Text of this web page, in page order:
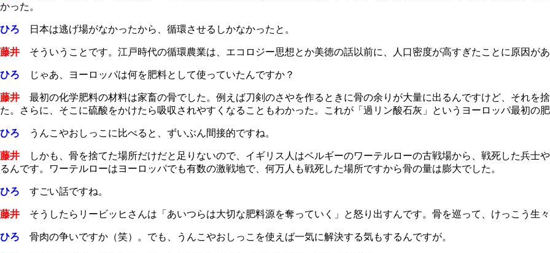
かった。
ひろ 日本は逃げ場がなかったから、循環させるしかなかったと。
藤井 そういうことです。江戸時代の循環農業は、エコロジー思想とか美徳の話以前に、人口密度が高すぎたことに原因があ
ひろ じゃあ、ヨーロッパは何を肥料として使っていたんですか？
藤井 最初の化学肥料の材料は家畜の骨でした。例えば刀剣のさやを作るときに骨の余りが大量に出るんですけど、それを
た。さらに、そこに硫酸をかけたら吸収されやすくなることもわかった。これが「過リン酸石灰」というヨーロッパ最初の肥
ひろ うんこやおしっこに比べると、ずいぶん間接的ですね。
藤井 しかも、骨を捨てた場所だけだと足りないので、イギリス人はベルギーのワーテルローの古戦場から、戦死した兵士
るんです。ワーテルローはヨーロッパでも有数の激戦地で、何万人も戦死した場所ですから骨の量は膨大でした。
ひろ すごい話ですね。
藤井 そうしたらリービッヒさんは「あいつらは大切な肥料源を奪っていく」と怒り出すんです。骨を巡って、けっこう生々
ひろ 骨肉の争いですか（笑）。でも、うんこやおしっこを使えば一気に解決する気もするんですが。